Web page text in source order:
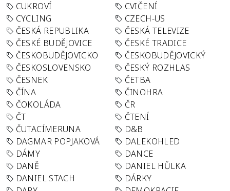
CUKROVÍ
CVIČENÍ
CYCLING
CZECH-US
ČESKÁ REPUBLIKA
ČESKÁ TELEVIZE
ČESKÉ BUDĚJOVICE
ČESKÉ TRADICE
ČESKOBUDĚJOVICKO
ČESKOBUDĚJOVICKÝ
ČESKOSLOVENSKO
ČESKÝ ROZHLAS
ČESNEK
ČETBA
ČÍNA
ČINOHRA
ČOKOLÁDA
ČR
ČT
ČTENÍ
ČUTACÍMERUNA
D&B
DAGMAR POPJAKOVÁ
DALEKOHLED
DÁMY
DANCE
DANĚ
DANIEL HŮLKA
DANIEL STACH
DÁRKY